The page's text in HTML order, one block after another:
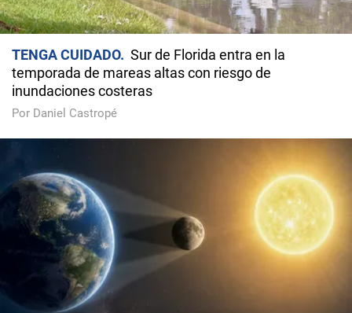
TENGA CUIDADO
Sur de Florida entra en la
temporada de mareas altas con riesgo de
inundaciones costeras
Por Daniel Castropé